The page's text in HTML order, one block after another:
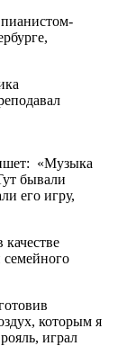
«Музыка
бывали
его игру,
семейного
которым я
играл